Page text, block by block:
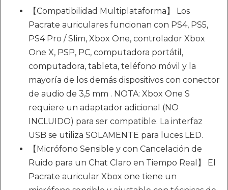
【Compatibilidad Multiplataforma】 Los
Pacrate auriculares funcionan con PS4, PS5,
PS4 Pro / Slim, Xbox One, controlador Xbox
One X, PSP, PC, computadora portátil,
computadora, tableta, teléfono móvil y la
mayoría de los demás dispositivos con conector
de audio de 3,5 mm . NOTA: Xbox One S
requiere un adaptador adicional (NO
INCLUIDO) para ser compatible. La interfaz
USB se utiliza SOLAMENTE para luces LED.
【Micrófono Sensible y con Cancelación de
Ruido para un Chat Claro en Tiempo Real】 El
Pacrate auricular Xbox one tiene un